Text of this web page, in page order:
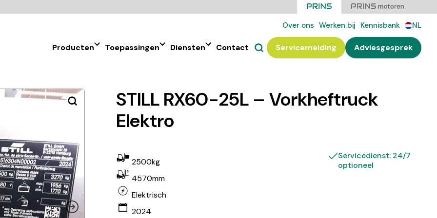
Over ons Werken bij Kennisbank NL
Producten Toepassingen Diensten Contact Servicemelding Adviesgesprek
STILL RX60-25L – Vorkheftruck
Elektro
2500kg
4570mm
Elektrisch
2024
Servicedienst: 24/7
optioneel